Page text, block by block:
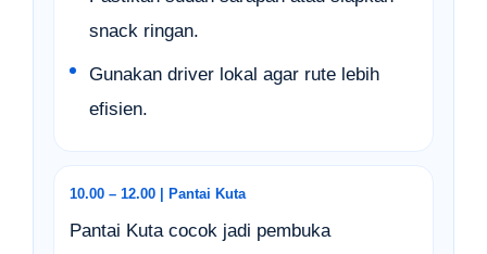
snack ringan.
Gunakan driver lokal agar rute lebih
efisien.
10.00 – 12.00 | Pantai Kuta
Pantai Kuta cocok jadi pembuka